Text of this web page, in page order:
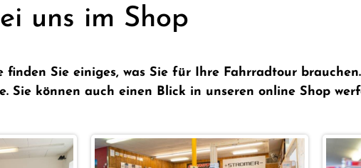
uns im Shop
Sie einiges, was Sie für Ihre Fahrradtour
Sie können auch einen Blick in unseren online Shop